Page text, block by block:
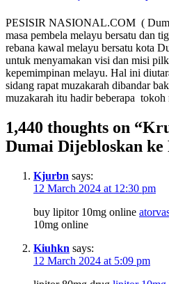
PESISIR NASIONAL.COM (
masa pembela melayu bersatu dan
rebana kawal melayu bersatu kota
untuk menyamakan visi dan misi
kepemimpinan melayu. Hal ini
sidang rapat muzakarah dibandar
muzakarah itu hadir beberapa
1,440 thoughts on “
Dumai Dijebloskan ke
Kjurbn says:
12 March 2024 at 12:30 pm
buy lipitor 10mg online
10mg online
Kiuhkn says:
12 March 2024 at 5:09 pm